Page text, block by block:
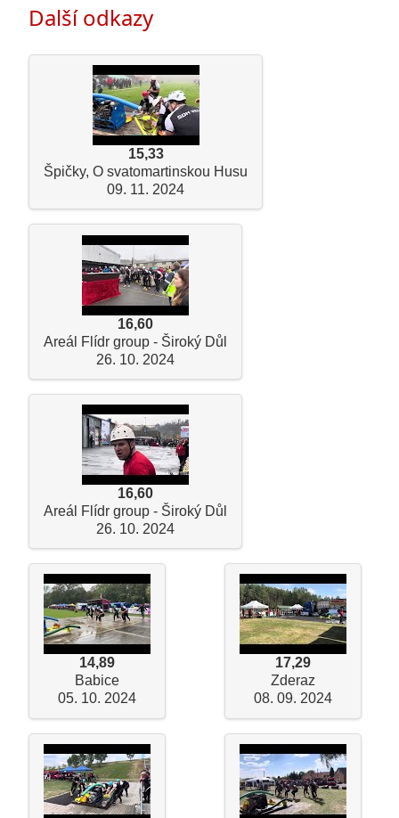
Další odkazy
15,33
Špičky, O svatomartinskou Husu
09. 11. 2024
16,60
Areál Flídr group - Široký Důl
26. 10. 2024
16,60
Areál Flídr group - Široký Důl
26. 10. 2024
14,89
Babice
05. 10. 2024
17,29
Zderaz
08. 09. 2024